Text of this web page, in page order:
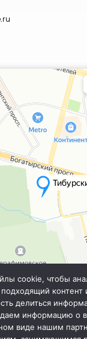
cookie, чтобы
подходящий
делиться
информацию о
виде нашим
навигация, поиск
является публичной